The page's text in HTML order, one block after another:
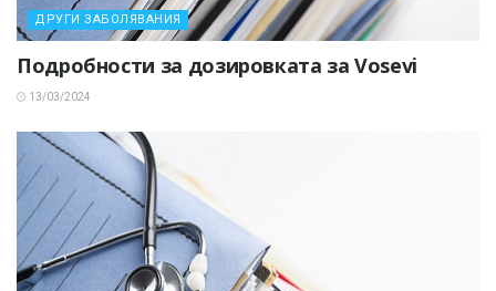
ДРУГИ ЗАБОЛЯВАНИЯ
Подробности за дозировката за Vosevi
13/03/2024